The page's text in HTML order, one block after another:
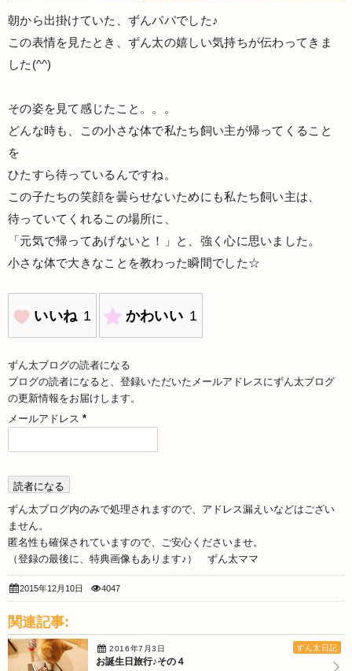
朝から出掛けていた、ずんパパでした♪
この表情を見たとき、ずん太の嬉しい気持ちが伝わってきま
した(^^)
その姿を見て感じたこと。。。
どんな時も、この小さな体で私たち飼い主が帰ってくること
を
ひたすら待っているんですね。
この子たちの笑顔を曇らせないためにも私たち飼い主は、
待っていてくれるこの場所に、
「元気で帰ってあげないと！」と、強く心に思いました。
小さな体で大きなことを教わった瞬間でした☆
いいね 1 かわいい 1
ずん太ブログの読者になる
ブログの読者になると、登録いただいたメールアドレスにずん太ブログ
の更新情報をお届けします。
メールアドレス *
ずん太ブログ内のみで処理されますので、アドレス漏えいなどはござい
ません。
匿名性も確保されていますので、ご安心くださいませ。
（登録の最後に、特典画像もあります♪） ずん太ママ
2015年12月10日 4047
関連記事:
2016年7月3日 ずん太日記
お誕生日旅行♪その４